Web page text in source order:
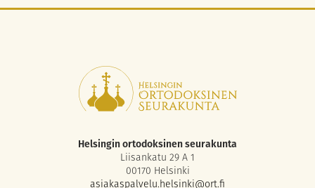
Helsingin ortodoksinen seurakunta
Liisankatu 29 A 1
00170 Helsinki
asiakaspalvelu.helsinki@ort.fi